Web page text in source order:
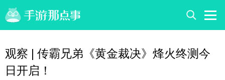
观察 | 传霸兄弟《黄金裁决》烽火终测今
日开启！